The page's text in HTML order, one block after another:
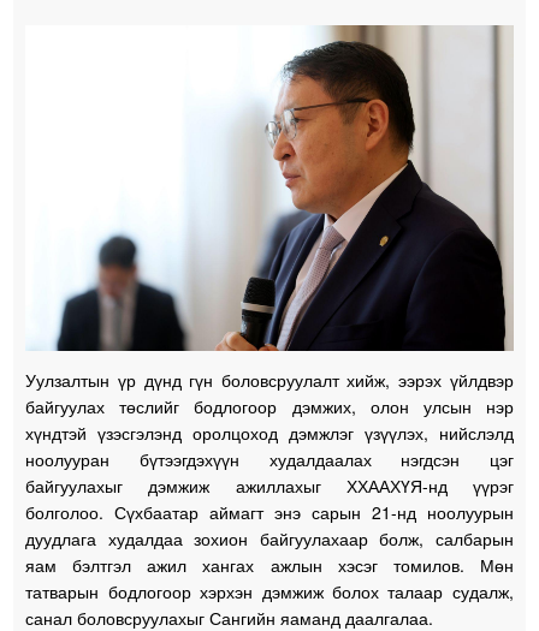
Уулзалтын үр дүнд гүн боловсруулалт хийж, ээрэх үйлдвэр
байгуулах төслийг бодлогоор дэмжих, олон улсын нэр
хүндтэй үзэсгэлэнд оролцоход дэмжлэг үзүүлэх, нийслэлд
ноолууран бүтээгдэхүүн худалдаалах нэгдсэн цэг
байгуулахыг дэмжиж ажиллахыг ХХААХҮЯ-нд үүрэг
болголоо. Сүхбаатар аймагт энэ сарын 21-нд ноолуурын
дуудлага худалдаа зохион байгуулахаар болж, салбарын
яам бэлтгэл ажил хангах ажлын хэсэг томилов. Мөн
татварын бодлогоор хэрхэн дэмжиж болох талаар судалж,
санал боловсруулахыг Сангийн яаманд даалгалаа.